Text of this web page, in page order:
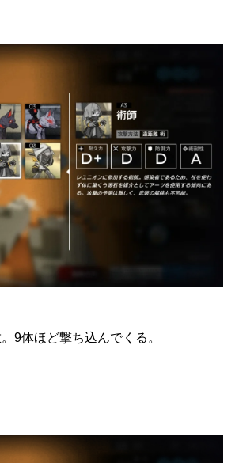
9体ほど撃ち込んでくる。